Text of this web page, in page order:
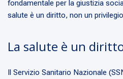
fondamentale per la giustizia
salute è un diritto, non un
La salute è un
Il Servizio Sanitario Nazionale